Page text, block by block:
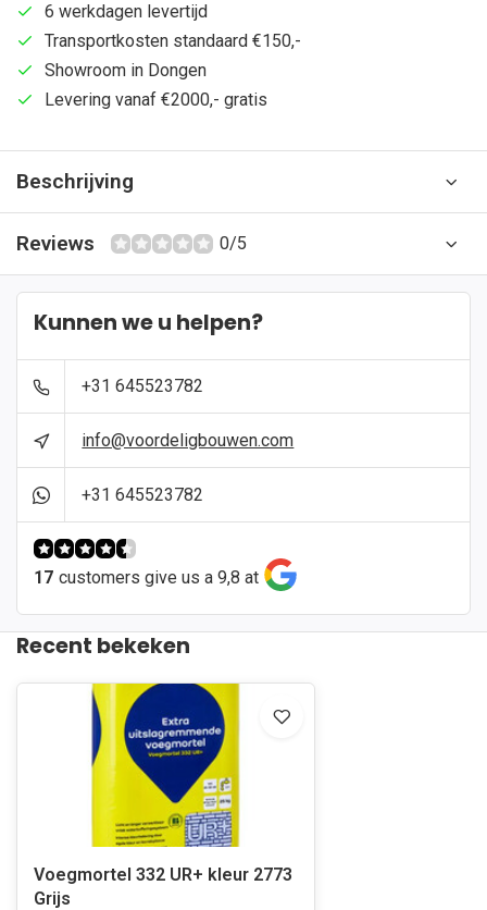
6 werkdagen levertijd
Transportkosten standaard €150,-
Showroom in Dongen
Levering vanaf €2000,- gratis
Beschrijving
Reviews 0/5
Kunnen we u helpen?
+31 645523782
info@voordeligbouwen.com
+31 645523782
17 customers give us a 9,8 at
Recent bekeken
Voegmortel 332 UR+ kleur 2773
Grijs